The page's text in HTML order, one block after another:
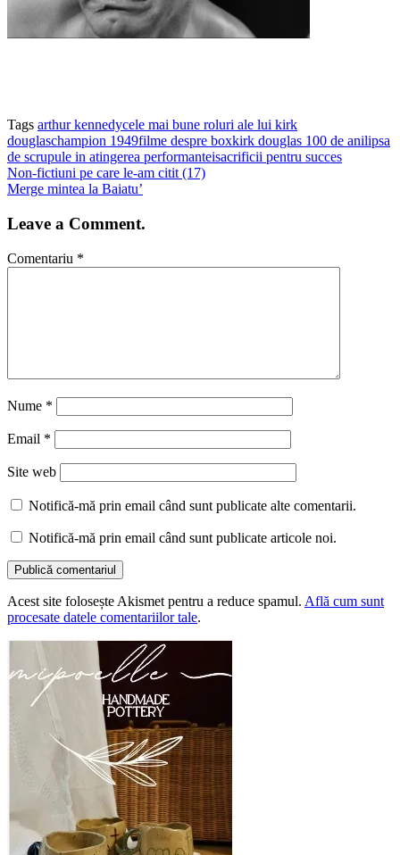
Tags arthur kennedycele mai bune roluri ale lui kirk
douglaschampion 1949filme despre boxkirk douglas 100 de anilipsa
de scrupule in atingerea performanteisacrificii pentru succes
Non-fictiuni pe care le-am citit (17)
Merge mintea la Baiatu’
Leave a Comment.
Comentariu *
Nume *
Email *
Site web
Notifică-mă prin email când sunt publicate alte comentarii.
Notifică-mă prin email când sunt publicate articole noi.
Acest site folosește Akismet pentru a reduce spamul. Află cum sunt
procesate datele comentariilor tale.